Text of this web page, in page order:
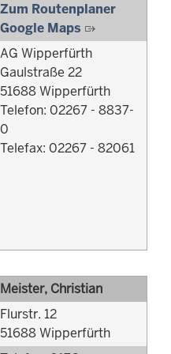
Zum Routenplaner
Google Maps
AG Wipperfürth
Gaulstraße 22
51688 Wipperfürth
Telefon: 02267 - 8837-
0
Telefax: 02267 - 82061
Meister, Christian
Flurstr. 12
51688 Wipperfürth